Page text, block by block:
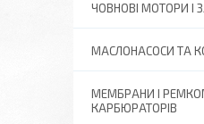
ЧОВНОВІ МОТОРИ І
МАСЛОНАСОСИ ТА
МЕМБРАНИ І
КАРБЮРАТОРІВ